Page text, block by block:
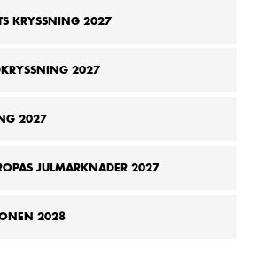
KRYSSNING 2027
2027
2027
JULMARKNADER 2027
2028